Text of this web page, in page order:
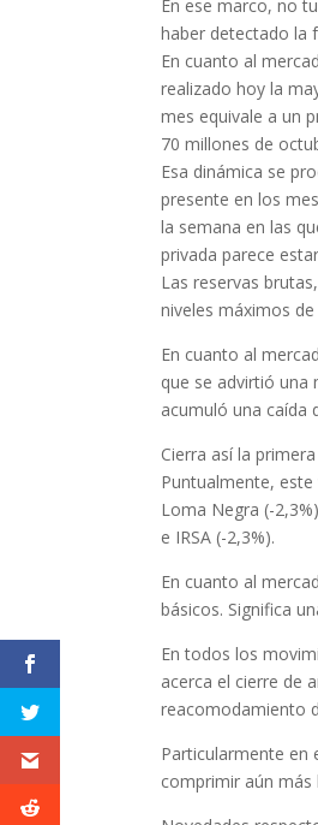
En ese marco, no
haber detectado la
En cuanto al
realizado hoy la
mes equivale a un
70 millones de
Esa dinámica se
presente en los
la semana en las
privada parece
Las reservas
niveles máximos
En cuanto al
que se advirtió una
acumuló una caída
Cierra así la
Puntualmente, este
Loma Negra (-
e IRSA (-2,3%).
En cuanto al
básicos. Significa
En todos los
acerca el cierre de
reacomodamiento
Particularmente en
comprimir aún más